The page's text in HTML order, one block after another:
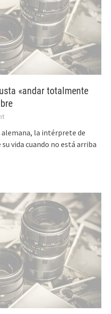
«andar totalmente
la intérprete de
vida cuando no está arriba